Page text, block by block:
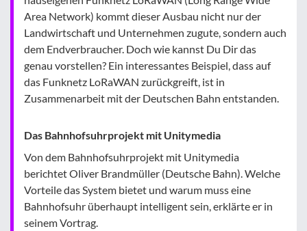
Area Network) kommt dieser Ausbau nicht nur der
Landwirtschaft und Unternehmen zugute, sondern auch
dem Endverbraucher. Doch wie kannst Du Dir das
genau vorstellen? Ein interessantes Beispiel, dass auf
das Funknetz LoRaWAN zurückgreift, ist in
Zusammenarbeit mit der Deutschen Bahn entstanden.
Das Bahnhofsuhrprojekt mit Unitymedia
Von dem Bahnhofsuhrprojekt mit Unitymedia
berichtet Oliver Brandmüller (Deutsche Bahn). Welche
Vorteile das System bietet und warum muss eine
Bahnhofsuhr überhaupt intelligent sein, erklärte er in
seinem Vortrag.